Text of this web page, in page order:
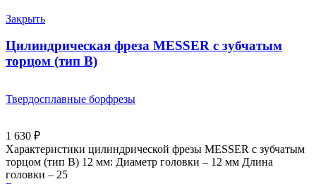
Закрыть
Цилиндрическая фреза MESSER с зубчатым
торцом (тип В)
Твердосплавные борфрезы
1 630 ₽
Характеристики цилиндрической фрезы MESSER с зубчатым
торцом (тип B) 12 мм: Диаметр головки – 12 мм Длина
головки – 25